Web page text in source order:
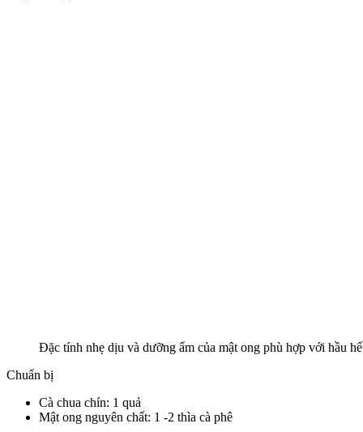
Đặc tính nhẹ dịu và dưỡng ẩm của mật ong phù hợp với hầu
Chuẩn bị
Cà chua chín: 1 quả
Mật ong nguyên chất: 1 -2 thìa cà phê